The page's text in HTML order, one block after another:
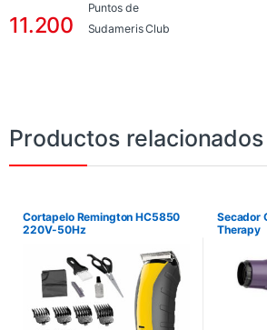
11.200
Puntos de
Sudameris Club
Productos relacionados
Cortapelo Remington HC5850
220V-50Hz
Secador
Therapy